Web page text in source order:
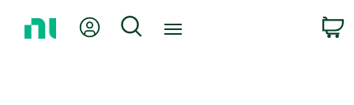
Mon compteRechercher